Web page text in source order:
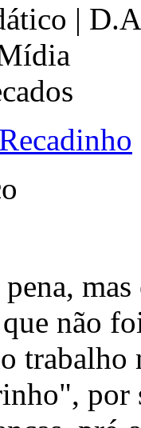
|
não
por